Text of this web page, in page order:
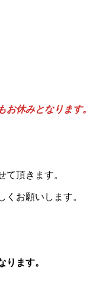
お休みとなります。
頂きます。
くお願いします。
ります。